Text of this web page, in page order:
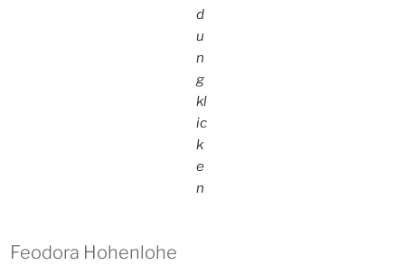
d
u
n
g
kl
ic
k
e
n
Feodora Hohenlohe